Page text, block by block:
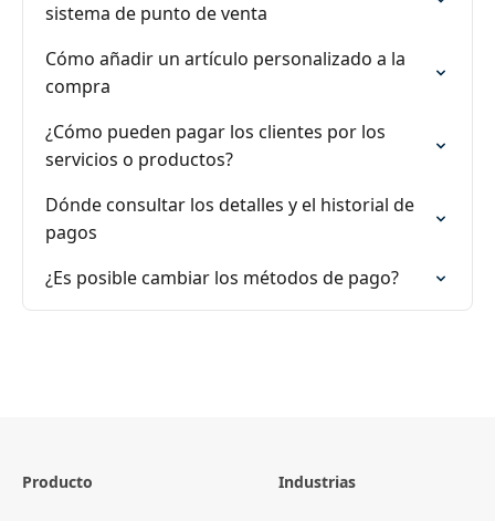
sistema de punto de venta
Cómo añadir un artículo personalizado a la
compra
¿Cómo pueden pagar los clientes por los
servicios o productos?
Dónde consultar los detalles y el historial de
pagos
¿Es posible cambiar los métodos de pago?
Producto Industrias